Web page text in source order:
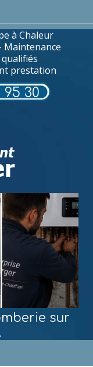
à Chaleur
Maintenance
prestation
95 30
sur